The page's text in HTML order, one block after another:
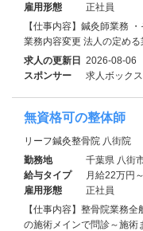
雇用形態
正社員
【仕事内容】鍼灸師業務
業務内容変更 法人の定め
求人の更新日 2026-08-06
スポンサー
求人ボックス
無資格可の整体師
リーフ鍼灸整骨院 八街院
勤務地
千葉県 八街
給与タイプ
月給22万円
雇用形態
正社員
【仕事内容】整骨院業務
の施術メインで問診～施術